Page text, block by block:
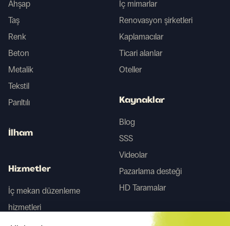
Ahşap
Taş
Renk
Beton
Metalik
Tekstil
Parıltılı
İlham
Hizmetler
İç mekan düzenleme
hizmetleri
İç mimarlar
Renovasyon şirketleri
Kaplamacılar
Ticari alanlar
Oteller
Kaynaklar
Blog
SSS
Videolar
Pazarlama desteği
HD Taramalar